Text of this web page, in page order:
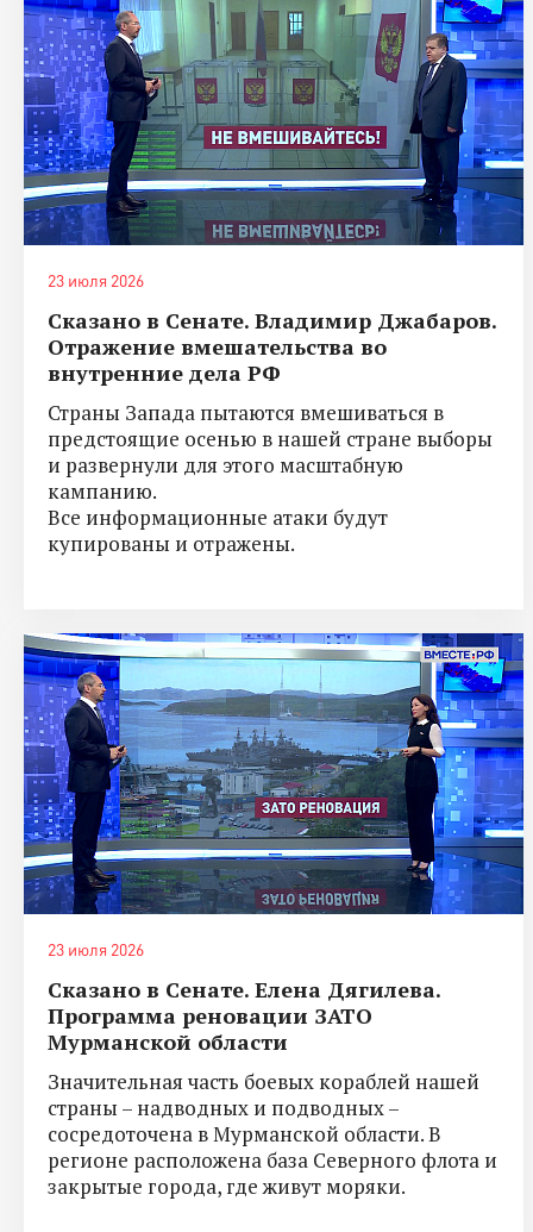
23 июля 2026
Сказано в Сенате. Владимир Джабаров.
Отражение вмешательства во
внутренние дела РФ
Страны Запада пытаются вмешиваться в
предстоящие осенью в нашей стране выборы
и развернули для этого масштабную
кампанию.
Все информационные атаки будут
купированы и отражены.
23 июля 2026
Сказано в Сенате. Елена Дягилева.
Программа реновации ЗАТО
Мурманской области
Значительная часть боевых кораблей нашей
страны – надводных и подводных –
сосредоточена в Мурманской области. В
регионе расположена база Северного флота и
закрытые города, где живут моряки.